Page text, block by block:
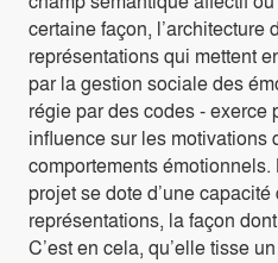
certaine façon, l’architecture
représentations qui mettent
par la gestion sociale des
régie par des codes - exerce
influence sur les motivations
comportements émotionnels.
projet se dote d’une
représentations, la façon
C’est en cela, qu’elle tisse